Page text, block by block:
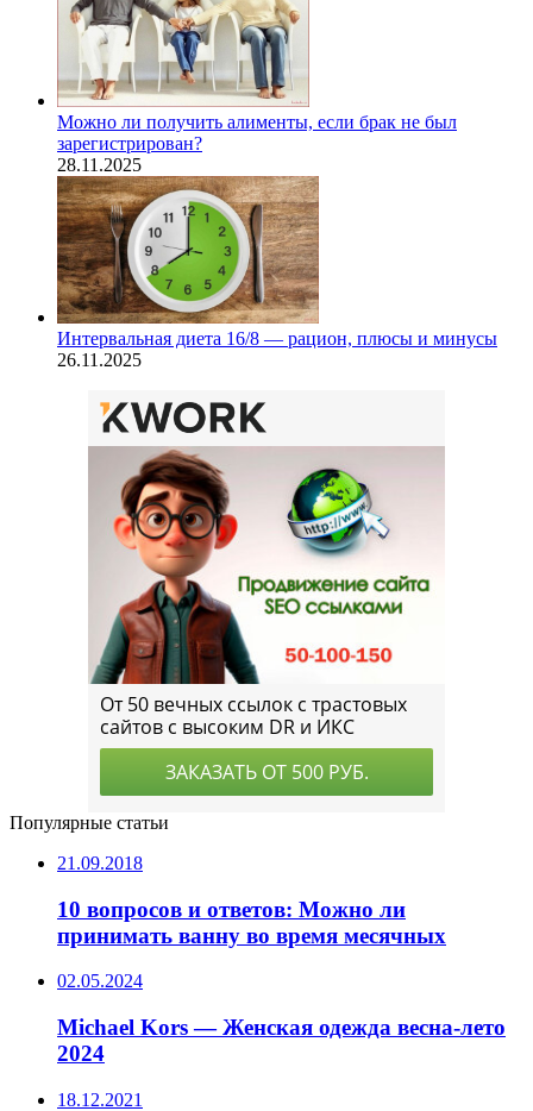
Можно ли получить алименты, если брак не был
зарегистрирован?
28.11.2025
Интервальная диета 16/8 — рацион, плюсы и минусы
26.11.2025
Популярные статьи
21.09.2018
10 вопросов и ответов: Можно ли
принимать ванну во время месячных
02.05.2024
Michael Kors — Женская одежда весна-лето
2024
18.12.2021